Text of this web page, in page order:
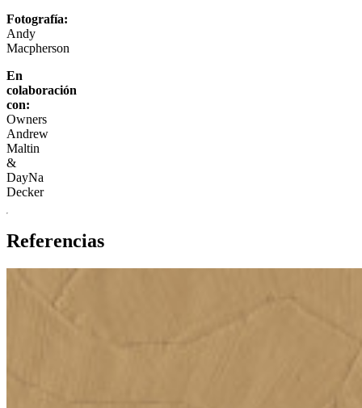
Fotografía:
Andy
Macpherson
En
colaboración
con:
Owners
Andrew
Maltin
&
DayNa
Decker
Referencias